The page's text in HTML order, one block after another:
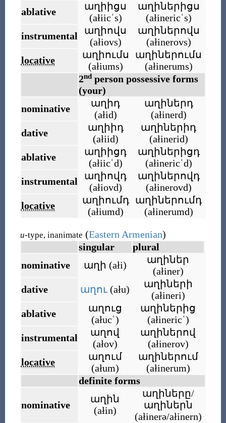
ablative
աղիիցս
(ałiicʿs)
աղիներիցս
(ałinericʿs)
instrumental
աղիովս
(ałiovs)
աղիներովս
(ałinerovs)
locative
աղիումս
(ałiums)
աղիներումս
(ałinerums)
2ndperson possessive forms
(your)
nominative
աղիդ
(ałid)
աղիներդ
(ałinerd)
dative
աղիիդ
(ałiid)
աղիներիդ
(ałinerid)
ablative
աղիիցդ
(ałiicʿd)
աղիներիցդ
(ałinericʿd)
instrumental
աղիովդ
(ałiovd)
աղիներովդ
(ałinerovd)
locative
աղիումդ
(ałiumd)
աղիներումդ
(ałinerumd)
u-type, inanimate (Eastern Armenian)
singular
plural
nominative
աղի (ałi)
աղիներ
(ałiner)
dative
աղու (ału)
աղիների
(ałineri)
ablative
աղուց
(ałucʿ)
աղիներից
(ałinericʿ)
instrumental
աղով
(ałov)
աղիներով
(ałinerov)
locative
աղում
(ałum)
աղիներում
(ałinerum)
definite forms
nominative
աղին
(ałin)
աղիները/
աղիներն
(ałinerə/ałinern)